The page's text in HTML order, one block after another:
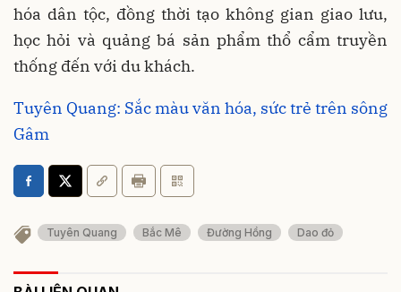
hóa dân tộc, đồng thời tạo không gian giao lưu,
học hỏi và quảng bá sản phẩm thổ cẩm truyền
thống đến với du khách.
Tuyên Quang: Sắc màu văn hóa, sức trẻ trên sông
Gâm
Tuyên Quang Bắc Mê Đường Hồng Dao đỏ